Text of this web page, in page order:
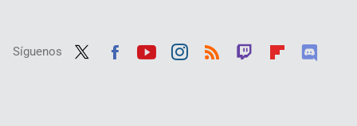
Síguenos